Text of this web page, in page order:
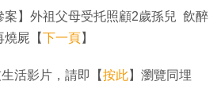
案】外祖父母受托照顧2歲孫兒 飲醉
燒屍【下一頁】
活影片，請即【按此】瀏覽同埋